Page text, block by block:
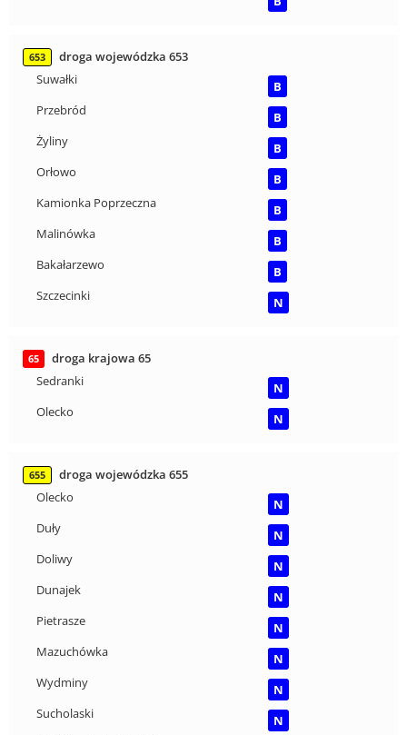
653
droga wojewódzka 653
Suwałki
B
Przebród
B
Żyliny
B
Orłowo
B
Kamionka Poprzeczna
B
Malinówka
B
Bakałarzewo
B
Szczecinki
N
65
droga krajowa 65
Sedranki
N
Olecko
N
655
droga wojewódzka 655
Olecko
N
Duły
N
Doliwy
N
Dunajek
N
Pietrasze
N
Mazuchówka
N
Wydminy
N
Sucholaski
N